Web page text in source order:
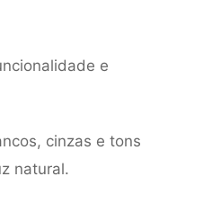
e
cinzas e tons
natural.